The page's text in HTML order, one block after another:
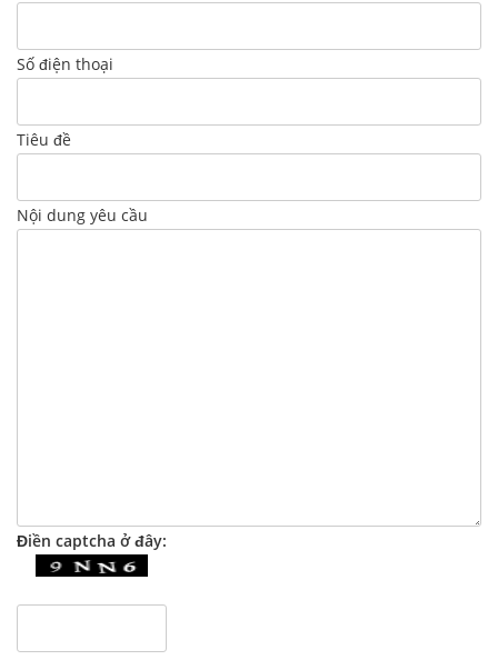
Số điện thoại
Tiêu đề
Nội dung yêu cầu
Điền captcha ở đây: